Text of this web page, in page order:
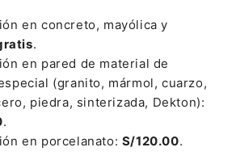
en concreto, mayólica y
.
en pared de material de
(granito, mármol, cuarzo,
piedra, sinterizada, Dekton):
.
en porcelanato: S/120.00.